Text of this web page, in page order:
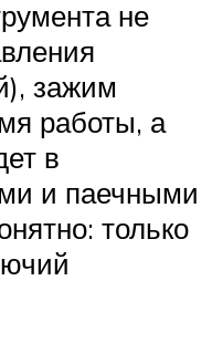
не
зажим
работы, а
в
и паечными
только